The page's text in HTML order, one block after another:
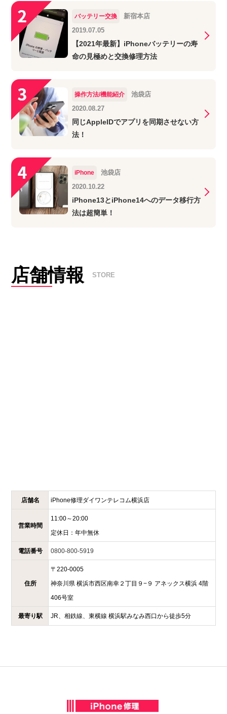
バッテリー交換
新宿本店
2019.07.05
【2021年最新】iPhoneバッテリーの寿
命の見極めと交換修理方法
操作方法/機能紹介
池袋店
2020.08.27
同じAppleIDでアプリを同期させない方
法！
iPhone
池袋店
2020.10.22
iPhone13とiPhone14へのデータ移行方
法は超簡単！
店舗情報 STORE
店舗名 iPhone修理ダイワンテレコム横浜店
営業時間
11:00～20:00
定休日： 年中無休
電話番号 0800-800-5919
住所
〒 220-0005
神奈川県 横浜市西区南幸２丁目９−９ アネックス横浜 4階
406号室
最寄り駅 JR、相鉄線、東横線 横浜駅みなみ西口から徒歩5分